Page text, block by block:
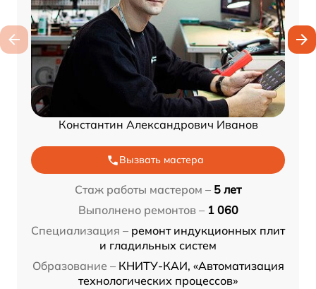
Константин Александрович Иванов
Вызвать мастера
Стаж работы мастером – 5 лет
Выполнено ремонтов – 1 060
Специализация – ремонт индукционных плит
и гладильных систем
Образование – КНИТУ-КАИ, «Автоматизация
технологических процессов»